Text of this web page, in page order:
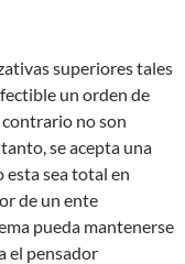
superiores tales
un orden de
no son
se acepta una
sea total en
de un ente
pueda mantenerse
el pensador